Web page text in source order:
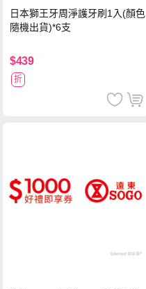
日本獅王牙周淨護牙刷1入(顏色
隨機出貨)*6支
$439
折